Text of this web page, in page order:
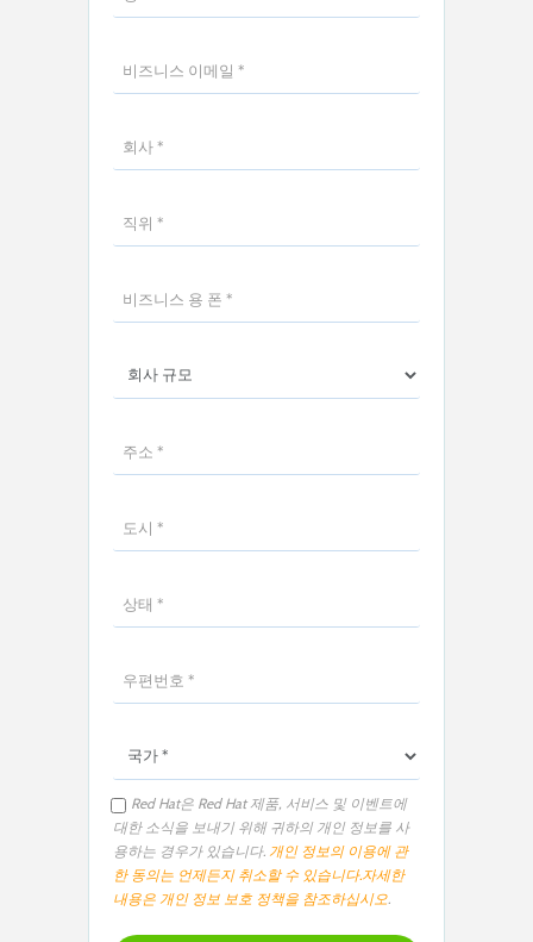
Red Hat은 Red Hat 제품, 서비스 및 이벤트에
대한 소식을 보내기 위해 귀하의 개인 정보를 사
용하는 경우가 있습니다. 개인 정보의 이용에 관
한 동의는 언제든지 취소할 수 있습니다.자세한
내용은 개인 정보 보호 정책을 참조하십시오.